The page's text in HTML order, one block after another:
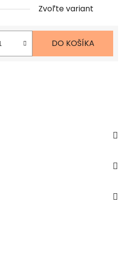
Zvoľte variant
DO KOŠÍKA